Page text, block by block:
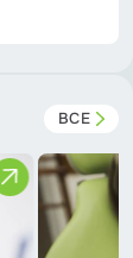
ВСЕ